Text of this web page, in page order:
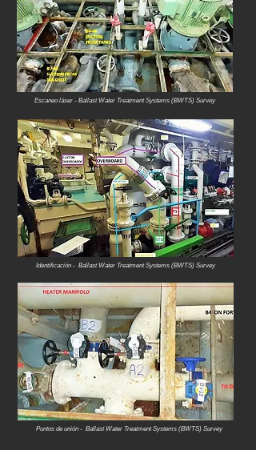
Escaneo láser - Ballast Water Treatment Systems (BWTS) Survey
Identificación - Ballast Water Treatment Systems (BWTS) Survey
Puntos de unión - Ballast Water Treatment Systems (BWTS) Survey